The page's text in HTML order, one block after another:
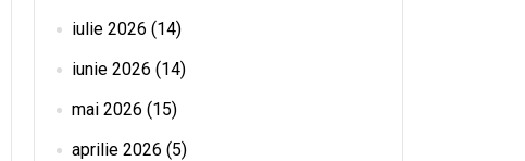
iulie 2026 (14)
iunie 2026 (14)
mai 2026 (15)
aprilie 2026 (5)